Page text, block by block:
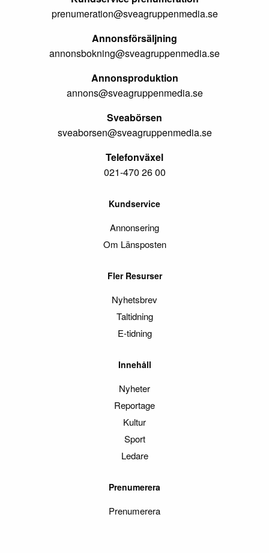
prenumeration@sveagruppenmedia.se
Annonsförsäljning
annonsbokning@sveagruppenmedia.se
Annonsproduktion
annons@sveagruppenmedia.se
Sveabörsen
sveaborsen@sveagruppenmedia.se
Telefonväxel
021-470 26 00
Kundservice
Annonsering
Om Länsposten
Fler Resurser
Nyhetsbrev
Taltidning
E-tidning
Innehåll
Nyheter
Reportage
Kultur
Sport
Ledare
Prenumerera
Prenumerera